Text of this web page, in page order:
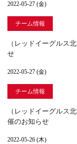
2022-05-27 (金)
チーム情報
（レッドイーグルス
せ
2022-05-27 (金)
チーム情報
（レッドイーグルス
催のお知らせ
2022-05-26 (木)